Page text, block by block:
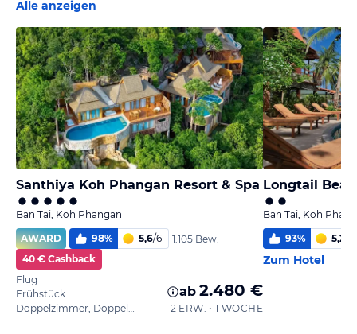
Alle anzeigen
Santhiya Koh Phangan Resort & Spa
Ban Tai, Koh Phangan
AWARD
98% 5,6/6
1.105 Bew.
40 € Cashback
Flug
Frühstück
Doppelzimmer, Doppelbett
ab 2.480 €
2 ERW. • 1 WOCHE
Longtail
Ban Tai, Koh
93% 5,2
Zum Hotel